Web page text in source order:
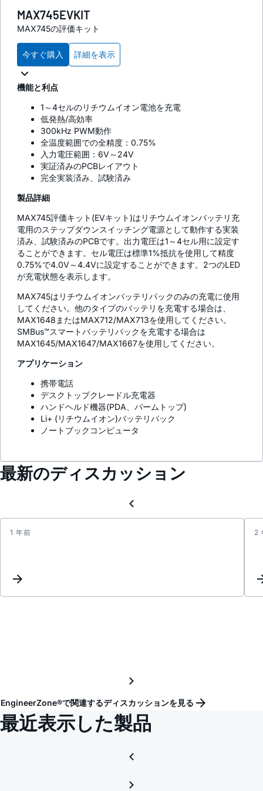
MAX745EVKIT
MAX745の評価キット
今すぐ購入 詳細を表示
機能と利点
1～4セルのリチウムイオン電池を充電
低発熱/高効率
300kHz PWM動作
全温度範囲での全精度：0.75%
入力電圧範囲：6V～24V
実証済みのPCBレイアウト
完全実装済み、試験済み
製品詳細
MAX745評価キット(EVキット)はリチウムイオンバッテリ充
電用のステップダウンスイッチング電源として動作する実装
済み、試験済みのPCBです。出力電圧は1～4セル用に設定す
ることができます。セル電圧は標準1%抵抗を使用して精度
0.75%で4.0V～4.4Vに設定することができます。2つのLED
が充電状態を表示します。
MAX745はリチウムイオンバッテリパックのみの充電に使用
してください。他のタイプのバッテリを充電する場合は、
MAX1648またはMAX712/MAX713を使用してください。
SMBus™スマートバッテリパックを充電する場合は
MAX1645/MAX1647/MAX1667を使用してください。
アプリケーション
携帯電話
デスクトップクレードル充電器
ハンドヘルド機器(PDA、パームトップ)
Li+ (リチウムイオン)バッテリパック
ノートブックコンピュータ
最新のディスカッション
1 年前 2
EngineerZone®で関連するディスカッションを見る
最近表示した製品